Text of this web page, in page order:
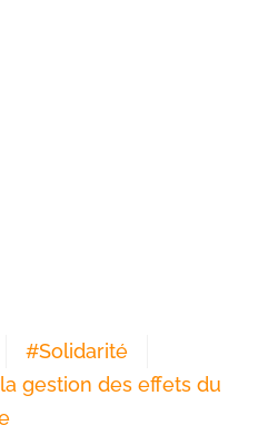
#Solidarité
gestion des effets du